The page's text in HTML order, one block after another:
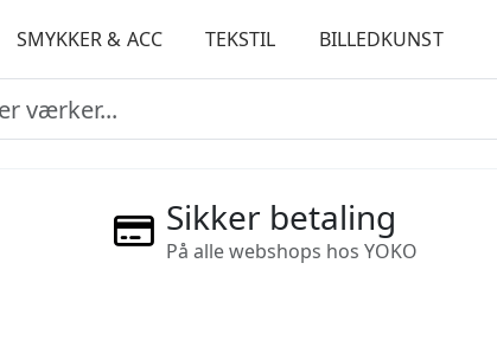
SMYKKER & ACC TEKSTIL BILLEDKUNST
Sikker betaling
På alle webshops hos YOKO